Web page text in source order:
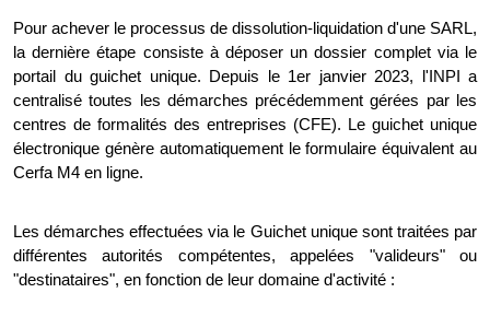
Pour achever le processus de dissolution-liquidation d'une SARL,
la dernière étape consiste à déposer un dossier complet via le
portail du guichet unique. Depuis le 1er janvier 2023, l'INPI a
centralisé toutes les démarches précédemment gérées par les
centres de formalités des entreprises (CFE). Le guichet unique
électronique génère automatiquement le formulaire équivalent au
Cerfa M4 en ligne.
Les démarches effectuées via le Guichet unique sont traitées par
différentes autorités compétentes, appelées "valideurs" ou
"destinataires", en fonction de leur domaine d'activité :